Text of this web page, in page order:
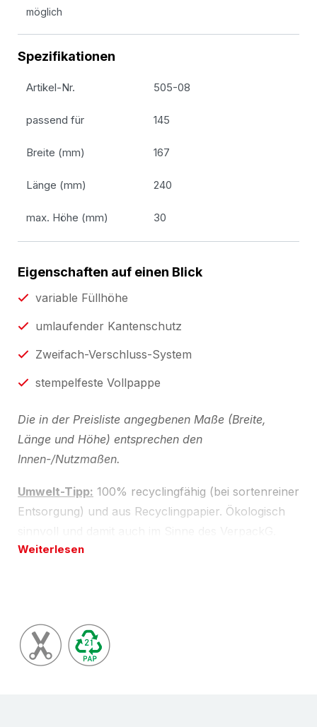
möglich
Spezifikationen
Artikel-Nr. 505-08
passend für 145
Breite (mm) 167
Länge (mm) 240
max. Höhe (mm) 30
Eigenschaften auf einen Blick
variable Füllhöhe
umlaufender Kantenschutz
Zweifach-Verschluss-System
stempelfeste Vollpappe
Die in der Preisliste angegbenen Maße (Breite,
Länge und Höhe) entsprechen den
Innen-/Nutzmaßen.
Umwelt-Tipp: 100% recyclingfähig (bei sortenreiner
Entsorgung) und aus Recyclingpapier. Ökologisch
Qualität 500 g. Variable Füllhöhe; bei zunehmender
Füllhöhe verändert sich das Innen- und Außenmaß.
Umlaufende Kantenschutz kombiniert mit starkem
Weiterlesen